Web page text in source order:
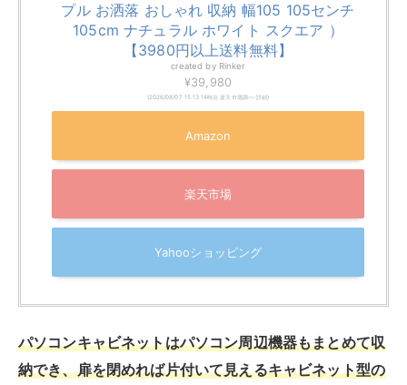
プル お洒落 おしゃれ 収納 幅105 105センチ
105cm ナチュラル ホワイト スクエア ）
【3980円以上送料無料】
created by Rinker
¥39,980
(2026/08/07 15:13:14時点 楽天市場調べ- 詳細)
Amazon
楽天市場
Yahooショッピング
パソコンキャビネットはパソコン周辺機器もまとめて収
納でき、扉を閉めれば片付いて見えるキャビネット型の